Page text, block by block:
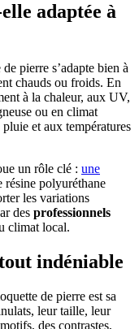
adaptée à
pierre s’adapte bien à
chauds ou froids. En
à la chaleur, aux UV,
ou en climat
et aux températures
un rôle clé : une
résine polyuréthane
les variations
des professionnels
climat local.
indéniable
de pierre est sa
leur taille, leur
des contrastes,